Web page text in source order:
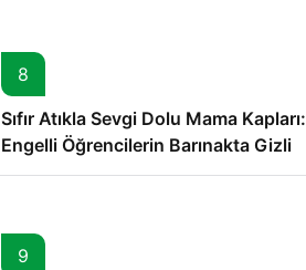
8
Sıfır Atıkla Sevgi Dolu Mama Kapları:
Engelli Öğrencilerin Barınakta Gizli
Dostları İçin Gönüllü Proje
9